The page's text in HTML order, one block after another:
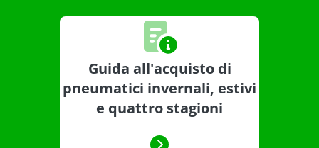
Guida all'acquisto di
pneumatici invernali, estivi
e quattro stagioni